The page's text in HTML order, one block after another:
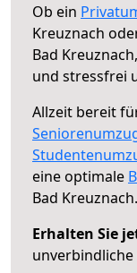
Ob ein
Kreuznach
Bad Kreuznach,
und stressfrei
Allzeit bereit
eine optimale
Bad Kreuznach.
Erhalten Sie